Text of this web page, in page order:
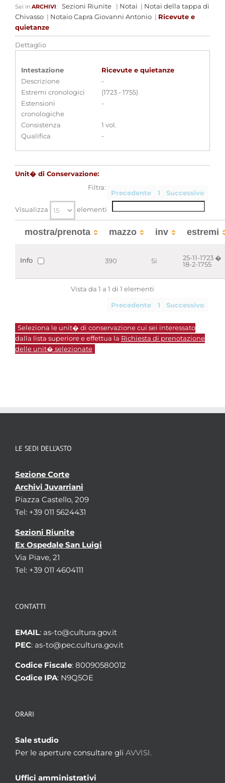
Sei in ARCHIVI: Sezioni Riunite | Notai | Notai della tappa di
Chivasso | Notaio Capra Giovanni Antonio | Ricevute e
quietanze
Dettaglio
Intestazione
Ricevute e quietanze
Descrizione
-
Estremi cronologici
(1723 - 1755)
Estensioni
cronologiche
-
Consistenza
1 vol.
Qualifica
-
Unit� di Conservazione:
Precedente 1 Successivo
Visualizza elementi
Filtra:
mostra/prenota mazzo inv estremi
Info 390 Si
25-11-1723 �
18-2-1755
Vista da 1 a 1 di 1 elementi
Precedente 1 Successivo
Seleziona le unit� di conservazione cui sei interessato
dalla lista superiore e effettua la Richiesta di prenotazione
delle unit� selezionate
LE SEDI DELL’ASTO
Sezione Corte
Archivi Juvarriani
Piazza Castello, 209
Tel: +39 011 5624431
Sezioni Riunite
Ex Ospedale San Luigi
Via Piave, 21
Tel: +39 011 4604111
CONTATTI
EMAIL: as-to@cultura.gov.it
PEC: as-to@pec.cultura.gov.it
Codice Fiscale: 80090580012
Codice IPA: N9Q5OE
ORARI
Sale studio
Per le aperture consultare gli AVVISI.
Uffici amministrativi